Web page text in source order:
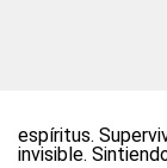
espíritus.
invisible.